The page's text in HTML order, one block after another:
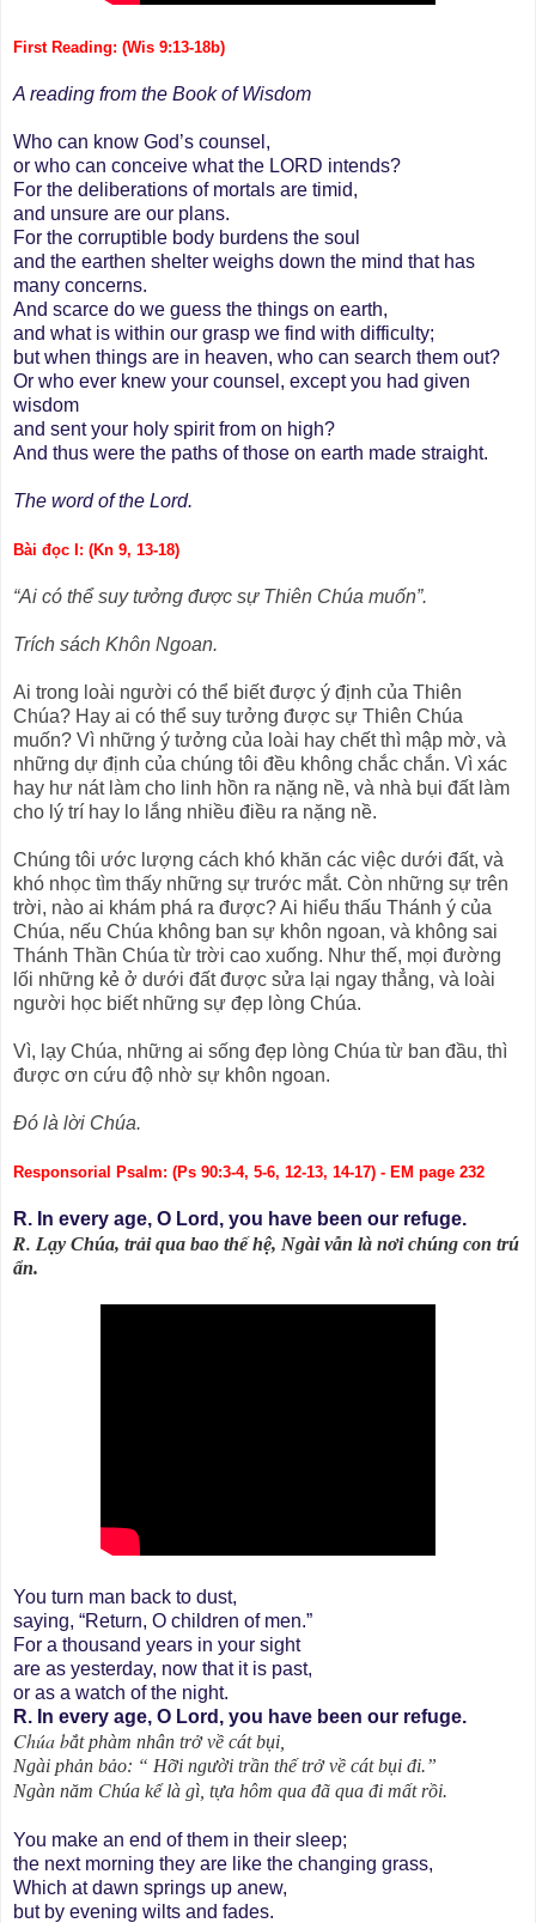
First Reading: (Wis 9:13-18b)
A reading from the Book of Wisdom
Who can know God’s counsel,
or who can conceive what the LORD intends?
For the deliberations of mortals are timid,
and unsure are our plans.
For the corruptible body burdens the soul
and the earthen shelter weighs down the mind that has
many concerns.
And scarce do we guess the things on earth,
and what is within our grasp we find with difficulty;
but when things are in heaven, who can search them out?
Or who ever knew your counsel, except you had given
wisdom
and sent your holy spirit from on high?
And thus were the paths of those on earth made straight.
The word of the Lord.
Bài đọc I: (Kn 9, 13-18)
“Ai có thể suy tưởng được sự Thiên Chúa muốn”.
Trích sách Khôn Ngoan.
Ai trong loài người có thể biết được ý định của Thiên
Chúa? Hay ai có thể suy tưởng được sự Thiên Chúa
muốn? Vì những ý tưởng của loài hay chết thì mập mờ, và
những dự định của chúng tôi đều không chắc chắn. Vì xác
hay hư nát làm cho linh hồn ra nặng nề, và nhà bụi đất làm
cho lý trí hay lo lắng nhiều điều ra nặng nề.
Chúng tôi ước lượng cách khó khăn các việc dưới đất, và
khó nhọc tìm thấy những sự trước mắt. Còn những sự trên
trời, nào ai khám phá ra được? Ai hiểu thấu Thánh ý của
Chúa, nếu Chúa không ban sự khôn ngoan, và không sai
Thánh Thần Chúa từ trời cao xuống. Như thế, mọi đường
lối những kẻ ở dưới đất được sửa lại ngay thẳng, và loài
người học biết những sự đẹp lòng Chúa.
Vì, lạy Chúa, những ai sống đẹp lòng Chúa từ ban đầu, thì
được ơn cứu độ nhờ sự khôn ngoan.
Ðó là lời Chúa.
Responsorial Psalm: (Ps 90:3-4, 5-6, 12-13, 14-17) - EM page 232
R. In every age, O Lord, you have been our refuge.
R. Lạy Chúa, trải qua bao thế hệ, Ngài vẫn là nơi chúng con trú
ẩn.
You turn man back to dust,
saying, “Return, O children of men.”
For a thousand years in your sight
are as yesterday, now that it is past,
or as a watch of the night.
R. In every age, O Lord, you have been our refuge.
Chúa bắt phàm nhân trở về cát bụi,
Ngài phản bảo: “ Hỡi người trần thế trở về cát bụi đi.”
Ngàn năm Chúa kể là gì, tựa hôm qua đã qua đi mất rồi.
You make an end of them in their sleep;
the next morning they are like the changing grass,
Which at dawn springs up anew,
but by evening wilts and fades.